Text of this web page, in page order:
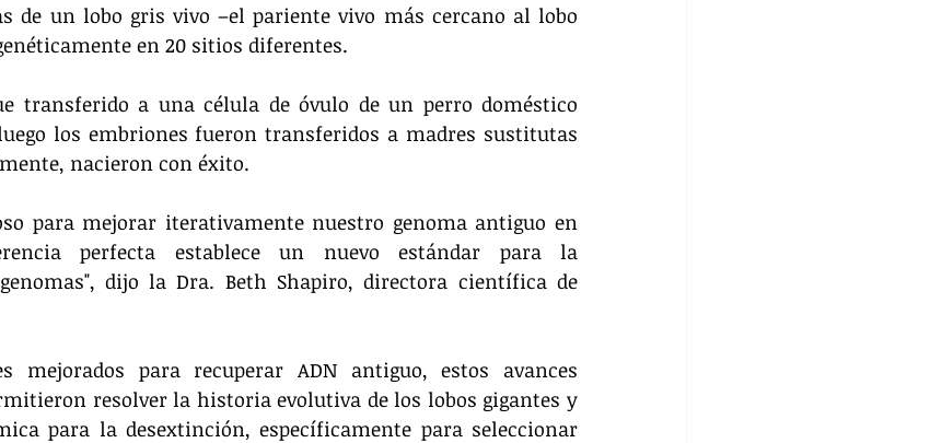
de un lobo gris vivo –el pariente vivo más cercano al lobo
en 20 sitios diferentes.
transferido a una célula de óvulo de un perro doméstico
los embriones fueron transferidos a madres sustitutas
nacieron con éxito.
para mejorar iterativamente nuestro genoma antiguo en
perfecta establece un nuevo estándar para la
dijo la Dra. Beth Shapiro, directora científica de
mejorados para recuperar ADN antiguo, estos avances
resolver la historia evolutiva de los lobos gigantes y
para la desextinción, específicamente para seleccionar